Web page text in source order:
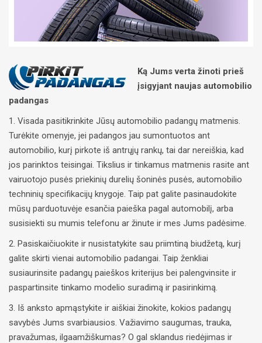
Ką Jums verta žinoti prieš
įsigyjant naujas automobilio
padangas
1. Visada pasitikrinkite Jūsų automobilio padangų matmenis.
Turėkite omenyje, jei padangos jau sumontuotos ant
automobilio, kurį pirkote iš antrųjų rankų, tai dar nereiškia, kad
jos parinktos teisingai. Tikslius ir tinkamus matmenis rasite ant
vairuotojo pusės priekinių durelių šoninės pusės, automobilio
techninių specifikacijų knygoje. Taip pat galite pasinaudokite
mūsų parduotuvėje esančia paieška pagal automobilį, arba
susisiekti su mumis telefonu ar žinute ir mes Jums padėsime.
2. Pasiskaičiuokite ir nusistatykite sau priimtiną biudžetą, kurį
galite skirti vienai automobilio padangai. Taip ženkliai
susiaurinsite padangų paieškos kriterijus bei palengvinsite ir
paspartinsite tinkamo modelio suradimą ir pasirinkimą.
3. Iš anksto apmąstykite ir aiškiai žinokite, kokios padangų
savybės Jums svarbiausios. Važiavimo saugumas, trauka,
pravažumas, ilgaamžiškumas? O gal sklandus riedėjimas ir